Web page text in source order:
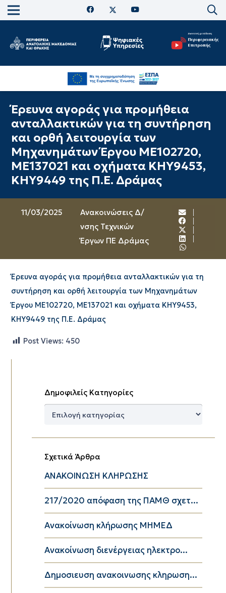
Έρευνα αγοράς για προμήθεια
ανταλλακτικών για τη συντήρηση
και ορθή λειτουργία των
Μηχανημάτων Έργου ΜΕ102720,
ΜΕ137021 και οχήματα ΚΗΥ9453,
ΚΗΥ9449 της Π.Ε. Δράμας
11/03/2025
Ανακοινώσεις Δ/
νσης Τεχνικών
Έργων ΠΕ Δράμας
Έρευνα αγοράς για προμήθεια ανταλλακτικών για τη
συντήρηση και ορθή λειτουργία των Μηχανημάτων
Έργου ΜΕ102720, ΜΕ137021 και οχήματα ΚΗΥ9453,
ΚΗΥ9449 της Π.Ε. Δράμας
Post Views: 450
Δημοφιλείς Κατηγορίες
Δημοφιλείς
Σχετικά Άρθρα
ΑΝΑΚΟΙΝΩΣΗ ΚΛΗΡΩΣΗΣ
217/2020 απόφαση της ΠΑΜΘ σχετ...
Ανακοίνωση κλήρωσης ΜΗΜΕΔ
Ανακοίνωση διενέργειας ηλεκτρο...
Δημοσιευση ανακοινωσης κληρωση...